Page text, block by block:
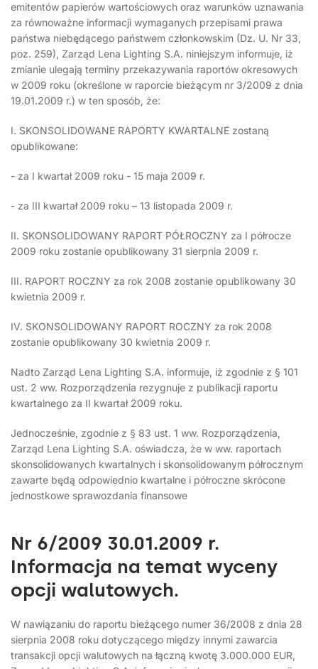
emitentów papierów wartościowych oraz warunków uznawania
za równoważne informacji wymaganych przepisami prawa
państwa niebędącego państwem członkowskim (Dz. U. Nr 33,
poz. 259), Zarząd Lena Lighting S.A. niniejszym informuje, iż
zmianie ulegają terminy przekazywania raportów okresowych
w 2009 roku (określone w raporcie bieżącym nr 3/2009 z dnia
19.01.2009 r.) w ten sposób, że:
I. SKONSOLIDOWANE RAPORTY KWARTALNE zostaną
opublikowane:
- za I kwartał 2009 roku - 15 maja 2009 r.
- za III kwartał 2009 roku – 13 listopada 2009 r.
II. SKONSOLIDOWANY RAPORT PÓŁROCZNY za I półrocze
2009 roku zostanie opublikowany 31 sierpnia 2009 r.
III. RAPORT ROCZNY za rok 2008 zostanie opublikowany 30
kwietnia 2009 r.
IV. SKONSOLIDOWANY RAPORT ROCZNY za rok 2008
zostanie opublikowany 30 kwietnia 2009 r.
Nadto Zarząd Lena Lighting S.A. informuje, iż zgodnie z § 101
ust. 2 ww. Rozporządzenia rezygnuje z publikacji raportu
kwartalnego za II kwartał 2009 roku.
Jednocześnie, zgodnie z § 83 ust. 1 ww. Rozporządzenia,
Zarząd Lena Lighting S.A. oświadcza, że w ww. raportach
skonsolidowanych kwartalnych i skonsolidowanym półrocznym
zawarte będą odpowiednio kwartalne i półroczne skrócone
jednostkowe sprawozdania finansowe
Nr 6/2009 30.01.2009 r.
Informacja na temat wyceny
opcji walutowych.
W nawiązaniu do raportu bieżącego numer 36/2008 z dnia 28
sierpnia 2008 roku dotyczącego między innymi zawarcia
transakcji opcji walutowych na łączną kwotę 3.000.000 EUR,